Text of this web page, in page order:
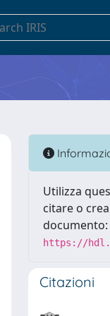
Utilizza
citare o
documento:
https://
Citazioni